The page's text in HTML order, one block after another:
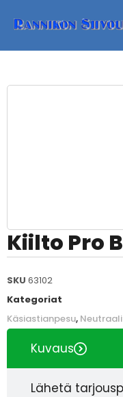
Kiilto Pro
SKU 63102
Kategoriat
Käsiastianpesu,
Kuvaus
Lähetä